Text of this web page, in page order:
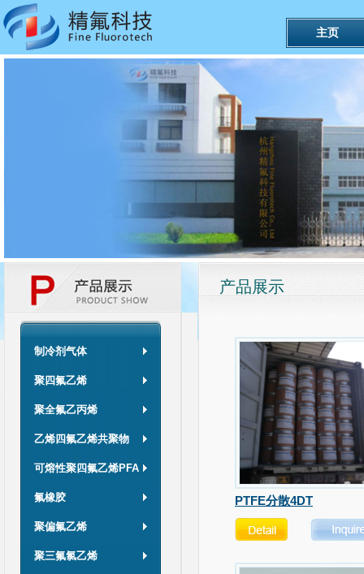
主页
制冷剂气体
聚四氟乙烯
聚全氟乙丙烯
乙烯四氟乙烯共聚物
可熔性聚四氟乙烯PFA
氟橡胶
聚偏氟乙烯
聚三氟氯乙烯
产品展示
PTFE分散4DT